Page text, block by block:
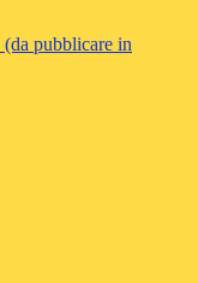
pubblicare in